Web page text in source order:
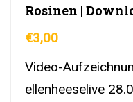
Rosinen |
€3,00
Video-
ellenheeselive